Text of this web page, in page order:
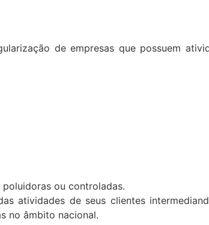
de empresas que possuem
ou controladas.
atividades de seus clientes
no âmbito nacional.